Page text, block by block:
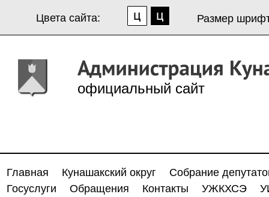
Цвета сайта: Размер
официальный сайт
Главная Кунашакский округ
Собрание
Госуслуги
Обращения Контакты УЖКХСЭ